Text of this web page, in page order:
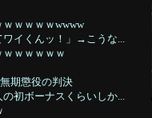
ｗｗｗｗwwww
ワイくんッ！」→こうな...
ｗｗｗｗｗ
期懲役の判決
初ボーナスくらいしか...